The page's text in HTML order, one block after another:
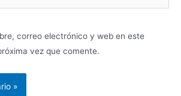
correo electrónico y web en este
vez que comente.